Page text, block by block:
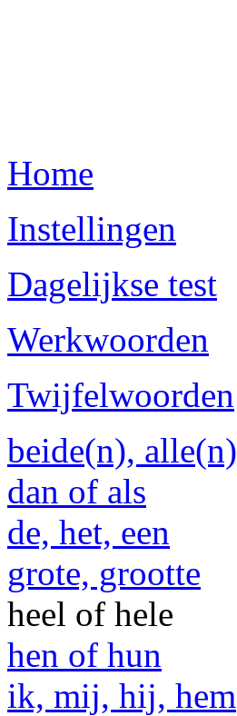
Home
Instellingen
Dagelijkse test
Werkwoorden
Twijfelwoorden
beide(n), alle(n)
dan of als
de, het, een
grote, grootte
heel of hele
hen of hun
ik, mij, hij, hem